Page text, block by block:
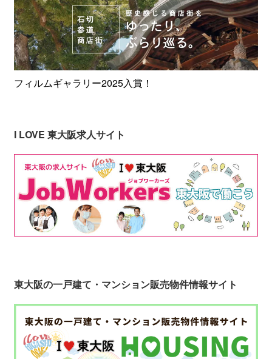
フィルムギャラリー2025入賞！
I LOVE 東大阪求人サイト
東大阪の一戸建て・マンション販売物件情報サイト